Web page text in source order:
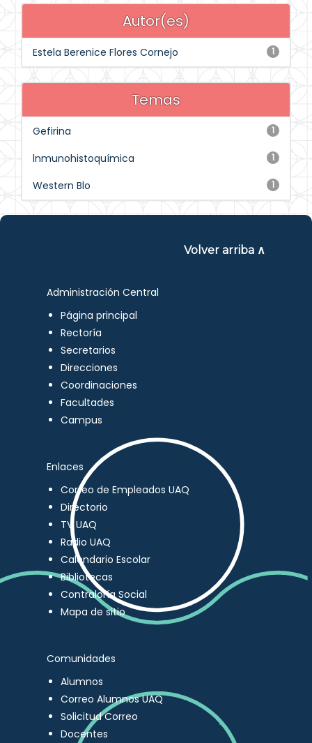
Autor(es)
1
Estela Berenice Flores Cornejo
Temas
1
Gefirina
1
lnmunohistoquímica
1
Western Blo
Volver arriba ∧
Administración Central
Página principal
Rectoría
Secretarios
Direcciones
Coordinaciones
Facultades
Campus
Enlaces
Correo de Empleados UAQ
Directorio
TV UAQ
Radio UAQ
Calendario Escolar
Bibliotecas
Contraloría Social
Mapa de sitio
Comunidades
Alumnos
Correo Alumnos UAQ
Solicitud Correo
Docentes